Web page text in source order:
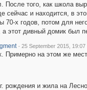
После того, как школа
сейчас и находится, в
70-х годов, потом для
этот дивный домик был
· 25 September 2015, 19:07
Примерно на этом же
рождения и жила на